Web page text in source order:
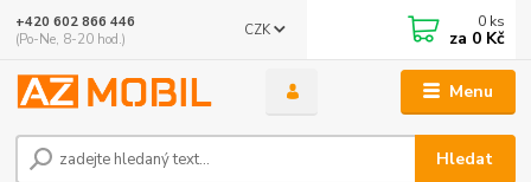
Menu
CZK
Hledat
+420 602 866 446
(Po-Ne, 8-20 hod.)
0 ks
za 0 Kč